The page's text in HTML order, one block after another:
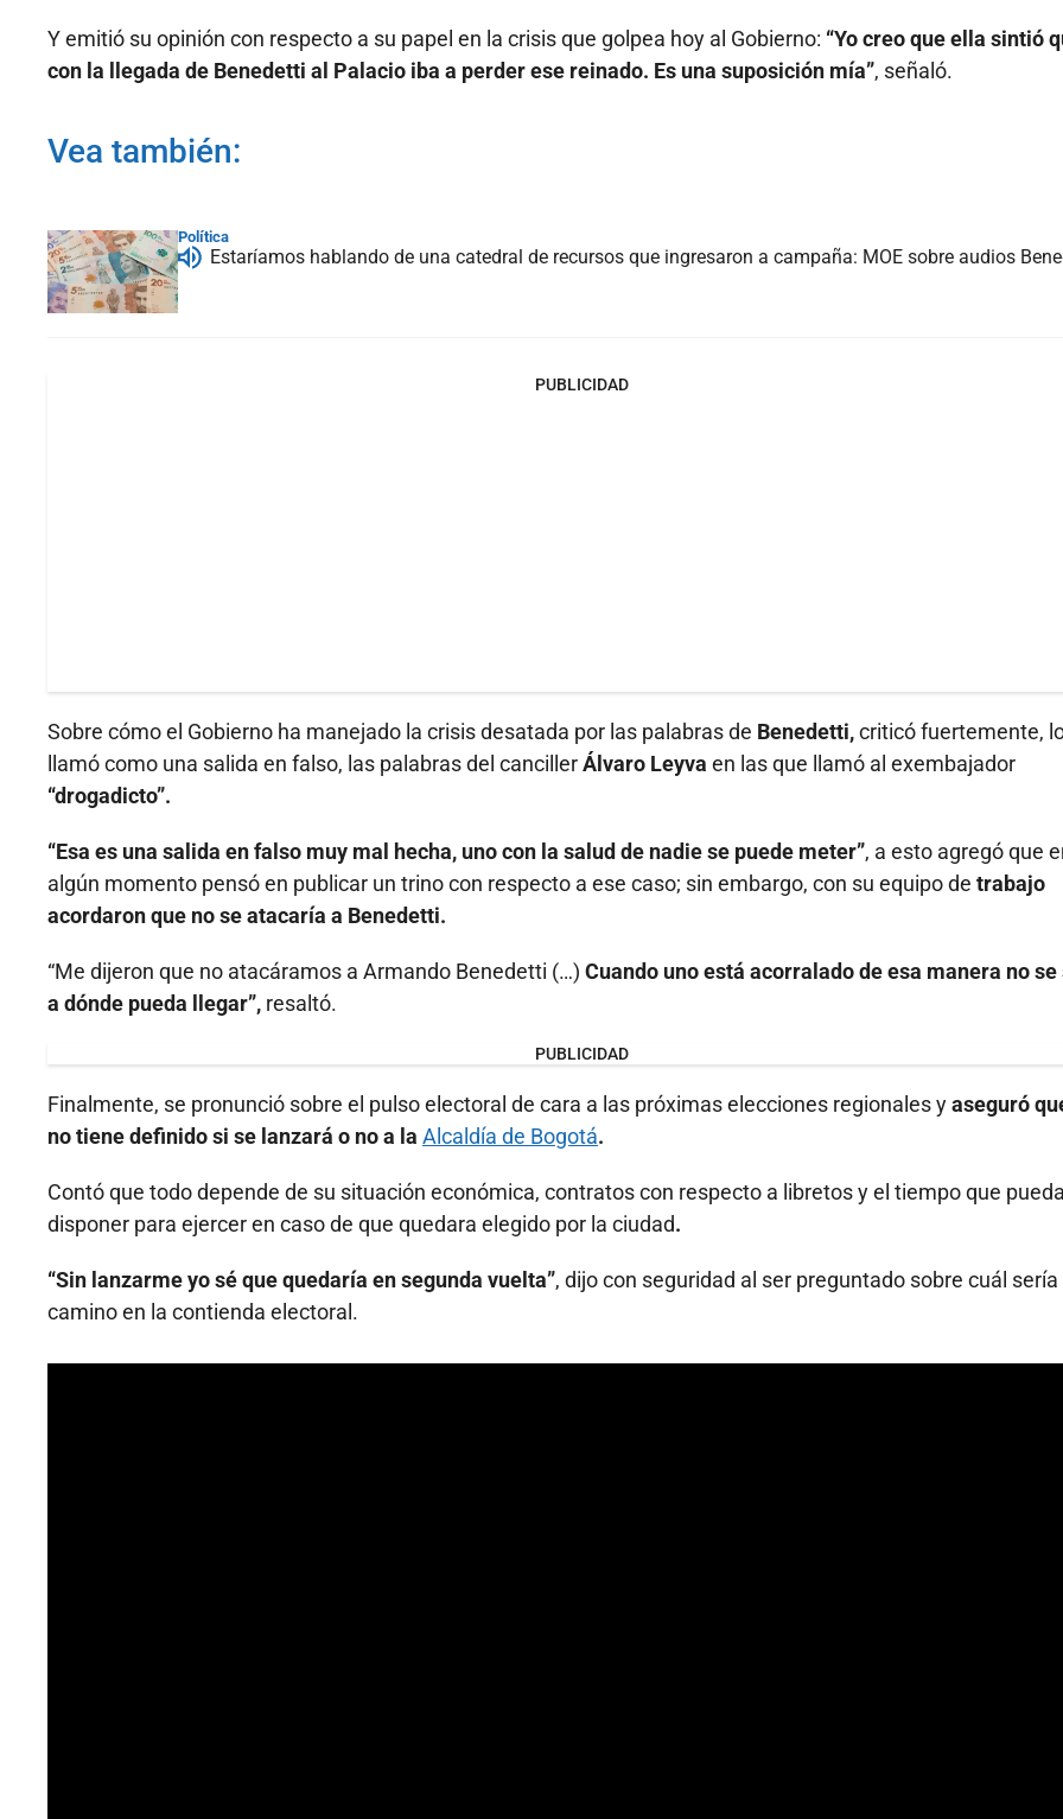
Y emitió su opinión con respecto a su papel en la crisis que golpea hoy al Gobierno: “Yo creo que ella sintió
con la llegada de Benedetti al Palacio iba a perder ese reinado. Es una suposición mía”, señaló.
Vea también:
Política
Estaríamos hablando de una catedral de recursos que ingresaron a campaña: MOE sobre audios
PUBLICIDAD
Sobre cómo el Gobierno ha manejado la crisis desatada por las palabras de Benedetti,criticó fuertemente,
llamó como una salida en falso, las palabras del cancillerÁlvaro Leyva en las que llamó al exembajador
“drogadicto”.
“Esa es una salida en falso muy mal hecha, uno con la salud de nadie se puede meter”, a esto agregó que
algún momento pensó en publicar un trino con respecto a ese caso; sin embargo, con su equipo de trabajo
acordaron que no se atacaría a Benedetti.
“Me dijeron que no atacáramos a Armando Benedetti (…) Cuando uno está acorralado de esa manera no se
a dónde pueda llegar”, resaltó.
PUBLICIDAD
Finalmente, se pronunció sobre el pulso electoral de cara a las próximas elecciones regionales yaseguró
no tiene definido si se lanzará o no a la Alcaldía de Bogotá.
Contó que todo depende de su situación económica, contratos con respecto a libretos y el tiempo que pueda
disponer para ejercer en caso de que quedara elegido por la ciudad.
“Sin lanzarme yo sé que quedaría en segunda vuelta”, dijo con seguridad al ser preguntado sobre cuál sería
camino en la contienda electoral.